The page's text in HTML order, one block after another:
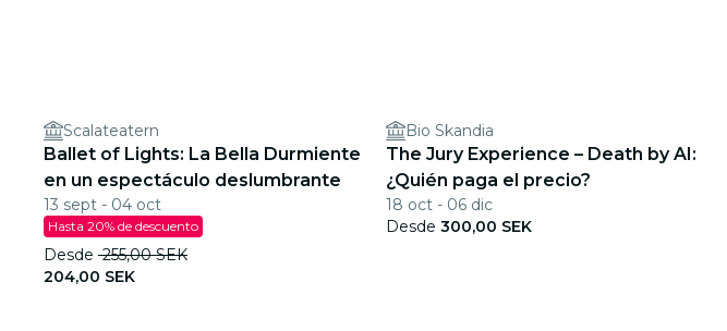
Scalateatern
Ballet of Lights: La Bella Durmiente
en un espectáculo deslumbrante
13 sept - 04 oct
Hasta 20% de descuento
Desde 255,00 SEK
204,00 SEK
Bio Skandia
The Jury Experience – Death by AI:
¿Quién paga el precio?
18 oct - 06 dic
Desde 300,00 SEK